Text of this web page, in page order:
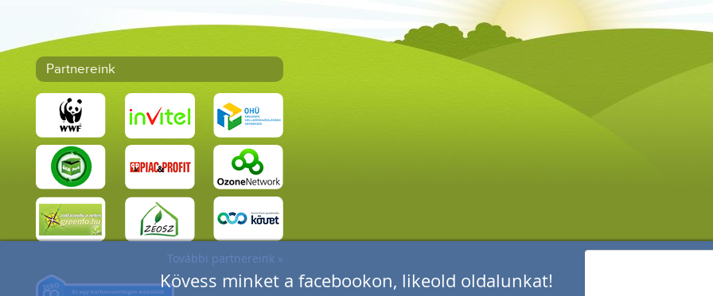
Kövess minket a facebookon, likeold oldalunkat!
Partnereink
További partnereink »